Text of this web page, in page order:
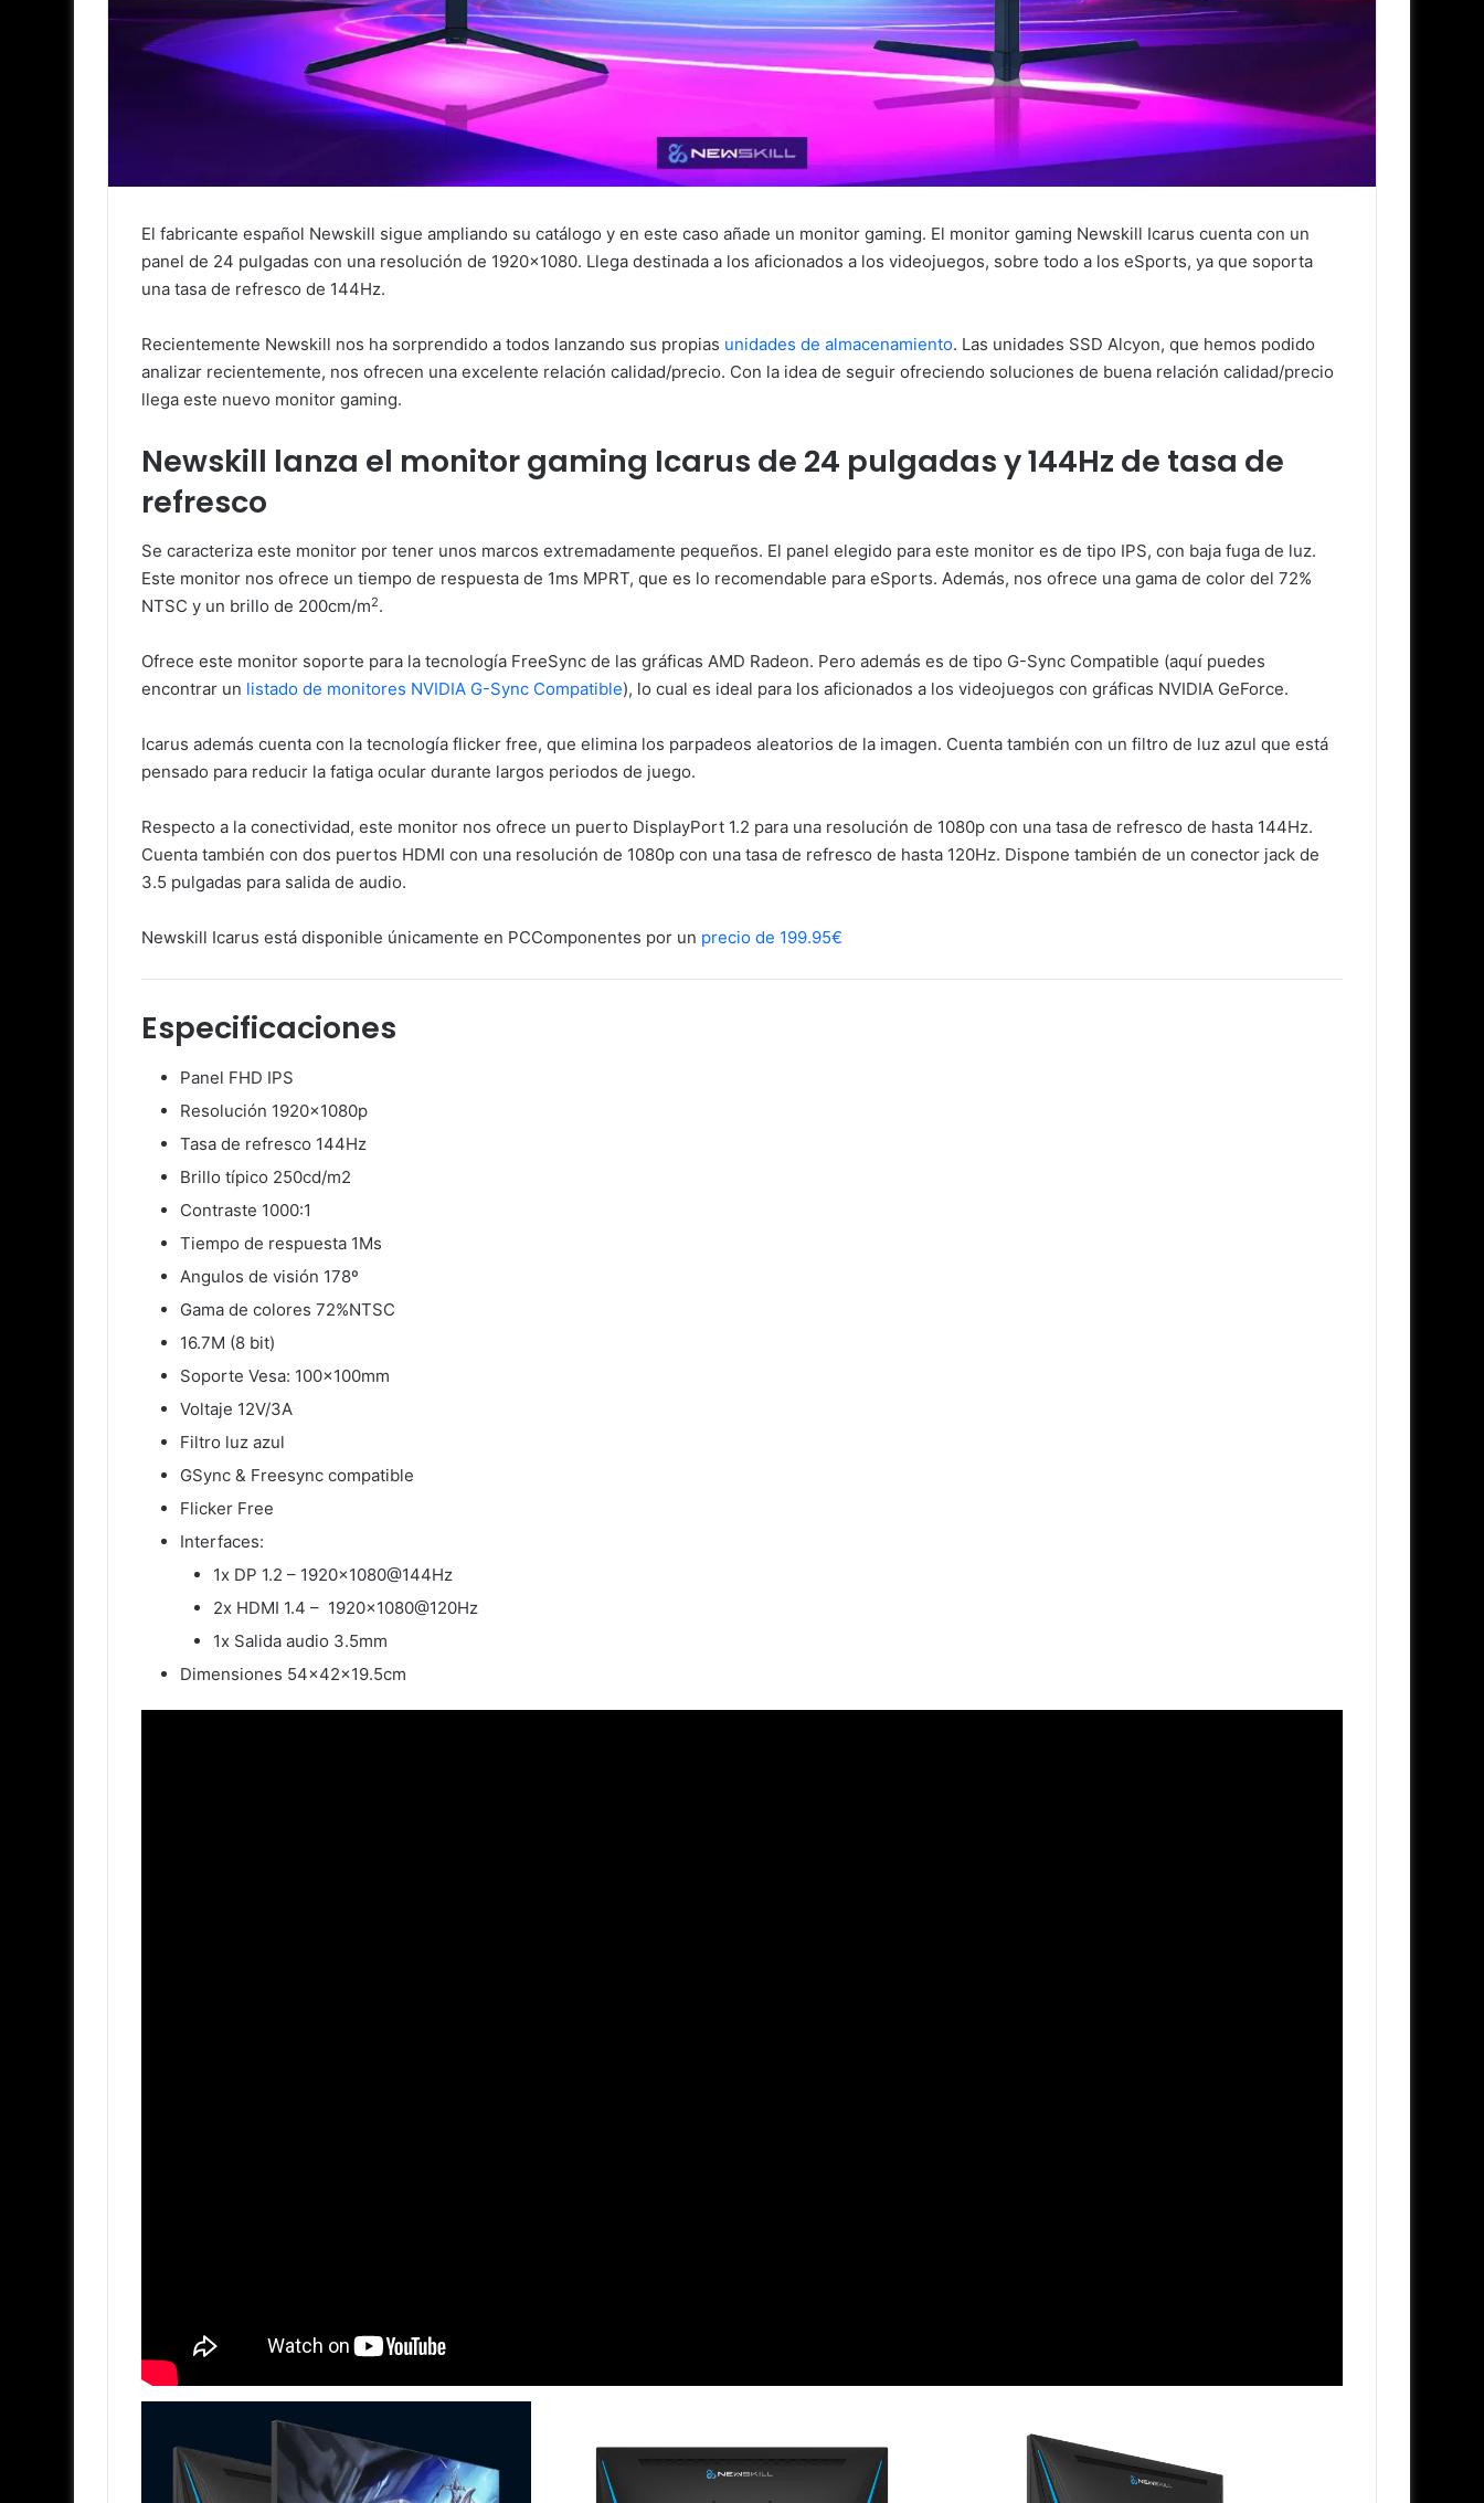
El fabricante español Newskill sigue ampliando su catálogo y en este caso añade un monitor gaming. El monitor gaming Newskill Icarus cuenta con un
panel de 24 pulgadas con una resolución de 1920×1080. Llega destinada a los aficionados a los videojuegos, sobre todo a los eSports, ya que soporta
una tasa de refresco de 144Hz.
Recientemente Newskill nos ha sorprendido a todos lanzando sus propias unidades de almacenamiento. Las unidades SSD Alcyon, que hemos podido
analizar recientemente, nos ofrecen una excelente relación calidad/precio. Con la idea de seguir ofreciendo soluciones de buena relación calidad/precio
llega este nuevo monitor gaming.
Newskill lanza el monitor gaming Icarus de 24 pulgadas y 144Hz de tasa de
refresco
Se caracteriza este monitor por tener unos marcos extremadamente pequeños. El panel elegido para este monitor es de tipo IPS, con baja fuga de luz.
Este monitor nos ofrece un tiempo de respuesta de 1ms MPRT, que es lo recomendable para eSports. Además, nos ofrece una gama de color del 72%
NTSC y un brillo de 200cm/m2.
Ofrece este monitor soporte para la tecnología FreeSync de las gráficas AMD Radeon. Pero además es de tipo G-Sync Compatible (aquí puedes
encontrar un listado de monitores NVIDIA G-Sync Compatible), lo cual es ideal para los aficionados a los videojuegos con gráficas NVIDIA GeForce.
Icarus además cuenta con la tecnología flicker free, que elimina los parpadeos aleatorios de la imagen. Cuenta también con un filtro de luz azul que está
pensado para reducir la fatiga ocular durante largos periodos de juego.
Respecto a la conectividad, este monitor nos ofrece un puerto DisplayPort 1.2 para una resolución de 1080p con una tasa de refresco de hasta 144Hz.
Cuenta también con dos puertos HDMI con una resolución de 1080p con una tasa de refresco de hasta 120Hz. Dispone también de un conector jack de
3.5 pulgadas para salida de audio.
Newskill Icarus está disponible únicamente en PCComponentes por un precio de 199.95€
Especificaciones
Panel FHD IPS
Resolución 1920x1080p
Tasa de refresco 144Hz
Brillo típico 250cd/m2
Contraste 1000:1
Tiempo de respuesta 1Ms
Angulos de visión 178º
Gama de colores 72%NTSC
16.7M (8 bit)
Soporte Vesa: 100x100mm
Voltaje 12V/3A
Filtro luz azul
GSync & Freesync compatible
Flicker Free
Interfaces:
1x DP 1.2 – 1920×1080@144Hz
2x HDMI 1.4 – 1920×1080@120Hz
1x Salida audio 3.5mm
Dimensiones 54x42x19.5cm